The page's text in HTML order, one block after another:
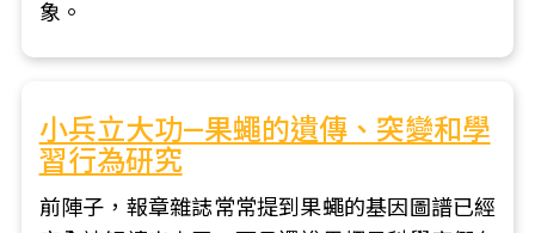
象。
小兵立大功—果蠅的遺傳、突變和學
習行為研究
前陣子，報章雜誌常常提到果蠅的基因圖譜已經